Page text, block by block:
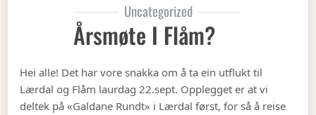
Uncategorized
Årsmøte I Flåm?
Hei alle! Det har vore snakka om å ta ein utflukt til
Lærdal og Flåm laurdag 22.sept. Opplegget er at vi
deltek på «Galdane Rundt» i Lærdal først, for så å reise